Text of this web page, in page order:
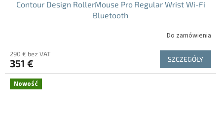
Contour Design RollerMouse Pro Regular Wrist Wi-Fi
Bluetooth
Do zamówienia
290 € bez VAT
351 € SZCZEGÓŁY
Nowość